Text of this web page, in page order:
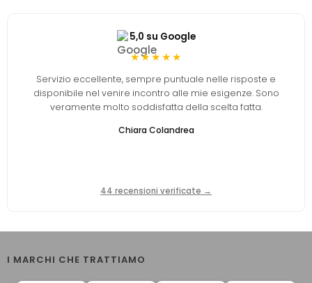
5,0 su Google
★★★★★
Servizio eccellente, sempre puntuale nelle risposte e
disponibile nel venire incontro alle mie esigenze. Sono
veramente molto soddisfatta della scelta fatta.
Chiara Colandrea
44 recensioni verificate →
I MARCHI CHE TRATTIAMO